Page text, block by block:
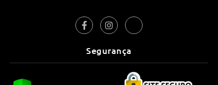
Segurança